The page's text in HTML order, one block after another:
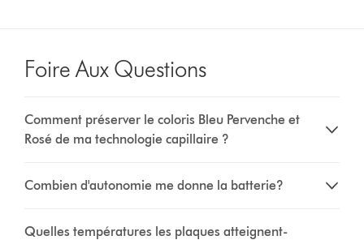
Foire Aux Questions
Comment préserver le coloris Bleu Pervenche et
Rosé de ma technologie capillaire ?
Combien d'autonomie me donne la batterie?
Quelles températures les plaques atteignent-